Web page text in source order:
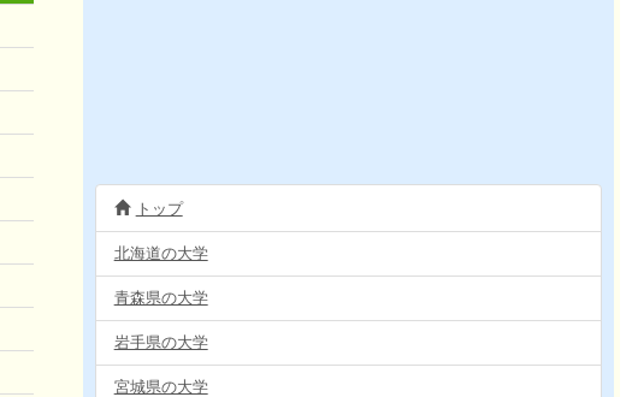
トップ
北海道の大学
青森県の大学
岩手県の大学
宮城県の大学